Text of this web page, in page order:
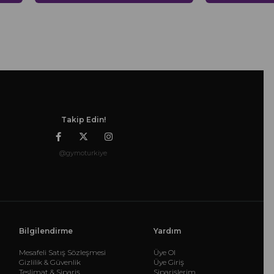
Takip Edin!
@gymoturkiye
Bilgilendirme
Mesafeli Satış Sözleşmesi
Gizlilik & Güvenlik
Teslimat & Sipariş
Yardım
Üye Ol
Üye Giriş
Siparişlerim